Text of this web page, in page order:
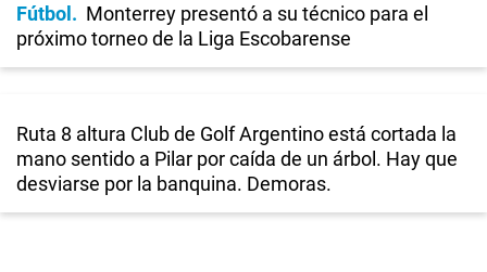
Fútbol
Monterrey presentó a su técnico para el
próximo torneo de la Liga Escobarense
Ruta 8 altura Club de Golf Argentino está cortada la
mano sentido a Pilar por caída de un árbol. Hay que
desviarse por la banquina. Demoras.